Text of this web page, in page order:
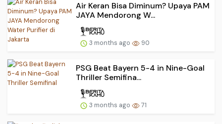
Air Keran Bisa Diminum? Upaya PAM
JAYA Mendorong W...
3 months ago 90
PSG Beat Bayern 5-4 in Nine-Goal
Thriller Semifina...
3 months ago 71